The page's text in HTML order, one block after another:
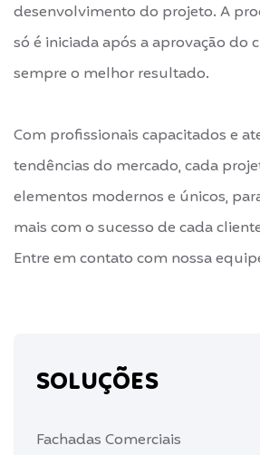
desenvolvimento do projeto. A
só é iniciada após a aprovação do
sempre o melhor resultado.
Com profissionais capacitados e
tendências do mercado, cada
elementos modernos e únicos,
mais com o sucesso de cada
Entre em contato com nossa
SOLUÇÕES
Fachadas Comerciais